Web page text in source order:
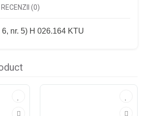
RECENZII (0)
nr. 5) H 026.164 KTU